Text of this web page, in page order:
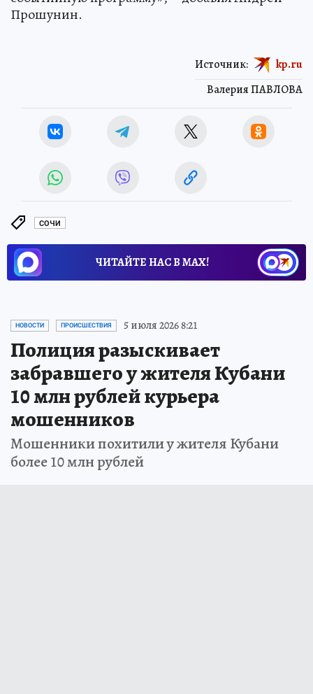
Прошунин.
Валерия ПАВЛОВА
Источник: kp.ru
СОЧИ
ЧИТАЙТЕ НАС В МАХ!
НОВОСТИ ПРОИСШЕСТВИЯ 5 июля 2026 8:21
Полиция разыскивает
забравшего у жителя Кубани
10 млн рублей курьера
мошенников
Мошенники похитили у жителя Кубани
более 10 млн рублей